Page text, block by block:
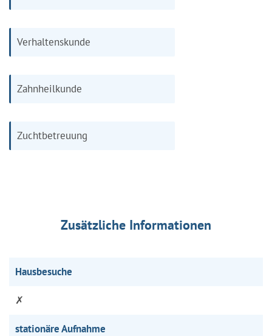
Verhaltenskunde
Zahnheilkunde
Zuchtbetreuung
Zusätzliche Informationen
Hausbesuche
✗
stationäre Aufnahme